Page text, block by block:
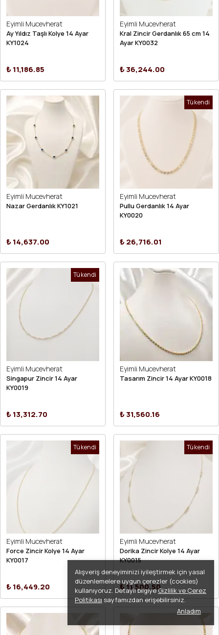
Alışveriş deneyiminizi iyileştirmek için yasal
düzenlemelere uygun çerezler (cookies)
kullanıyoruz. Detaylı bilgiyeGizlilik ve Çerez
Politikası sayfamızdan erişebilirsiniz.
Anladım
Eyimli Mucevherat
Ay Yıldız Taşlı Kolye 14 Ayar
KY1024
₺ 11,186.85
Eyimli Mucevherat
Kral Zincir Gerdanlık 65 cm 14
Ayar KY0032
₺ 36,244.00
Eyimli Mucevherat
Nazar Gerdanlık KY1021
₺ 14,637.00
Tükendi
Eyimli Mucevherat
Pullu Gerdanlık 14 Ayar
KY0020
₺ 26,716.01
Tükendi
Eyimli Mucevherat
Singapur Zincir 14 Ayar
KY0019
₺ 13,312.70
Eyimli Mucevherat
Tasarım Zincir 14 Ayar KY0018
₺ 31,560.16
Tükendi
Eyimli Mucevherat
Force Zincir Kolye 14 Ayar
KY0017
₺ 16,449.20
Tükendi
Eyimli Mucevherat
Dorika Zincir Kolye 14 Ayar
KY0015
₺ 11,500.50